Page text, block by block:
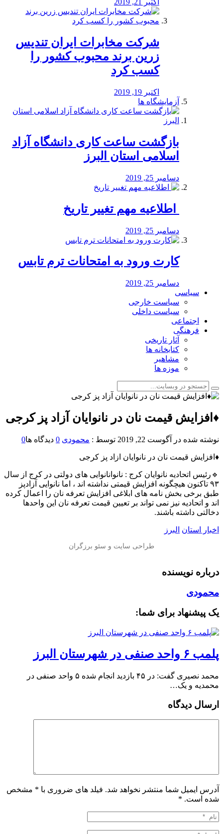
اکتبر 21, 2019
شرکت مخابرات ایران تندیس
زرین برند محبوب کشور را
کسب کرد
اکتبر 19, 2019
آزمایشگاه ها
بازگشت ساعت کاری دانشگاه آزاد
اسلامی استان البرز
دسامبر 25, 2019
️ اطلاعیه مهم تغییر تاریخ
دسامبر 25, 2019
کارت ورود به امتحانات ترم تابس
دسامبر 25, 2019
سیاسی
سیاست خارجی
سیاست داخلی
اجتماعی
فرهنگی
آثار تاریخی
کتابخانه ها
مشاهیر
موزه ها
♦️افزایش قیمت نان در نانوایان آزاد پز کرجی
نوشته شده در آگوست 22, 2019 توسط : محمودی 0 دیدگاه ها0
♦️افزایش قیمت نان در نانوایان ازاد پز کرجی
🔹رئیس اتحادیه نانوایان کرج : نانوانانوایی های دولتی در کرج از سال
۹۳ تاکنون هیچگونه افزایش قیمتی نداشته اند ، اما نانوایی آزادپز
طبق برخی بخش نامه های ابلاغی افزایش تعرفه نان را اعمال کرده
اند و اتحادیه نیز نمی تواند بر تعیین قیمت تعرفه نان این واحدها
دخالتی داشته باشند.
اخبار استان البرز
درباره نویسنده
محمودی
یک پیشنهاد برای شما:
پلمب ۶ واحد صنفی در شهرستان البرز
محمد نصیری گفت: در ۴۵ بازدید انجام شده ۵ واحد صنفی در
محمدیه و یک…
ارسال دیدگاه
آدرس ایمیل شما منتشر نخواهد شد. فیلد های ضروری با * مشخص
شده است. *